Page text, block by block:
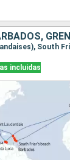
incluidas